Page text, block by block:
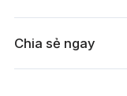
Chia sẻ ngay